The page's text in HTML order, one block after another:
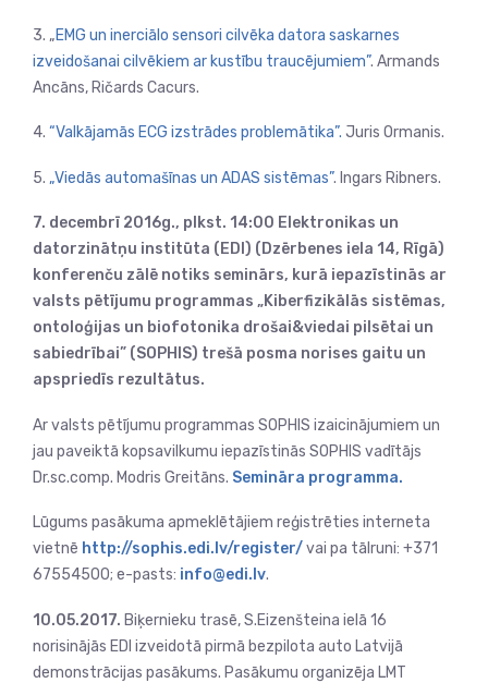
3. „EMG un inerciālo sensori cilvēka datora saskarnes
izveidošanai cilvēkiem ar kustību traucējumiem”. Armands
Ancāns, Ričards Cacurs.
4. “Valkājamās ECG izstrādes problemātika”. Juris Ormanis.
5. „Viedās automašīnas un ADAS sistēmas”. Ingars Ribners.
7. decembrī 2016g., plkst. 14:00 Elektronikas un
datorzinātņu institūta (EDI) (Dzērbenes iela 14, Rīgā)
konferenču zālē notiks seminārs, kurā iepazīstinās ar
valsts pētījumu programmas „Kiberfizikālās sistēmas,
ontoloģijas un biofotonika drošai&viedai pilsētai un
sabiedrībai” (SOPHIS) trešā posma norises gaitu un
apspriedīs rezultātus.
Ar valsts pētījumu programmas SOPHIS izaicinājumiem un
jau paveiktā kopsavilkumu iepazīstinās SOPHIS vadītājs
Dr.sc.comp. Modris Greitāns. Semināra programma.
Lūgums pasākuma apmeklētājiem reģistrēties interneta
vietnē http://sophis.edi.lv/register/vai pa tālruni: +371
67554500; e-pasts: info@edi.lv.
10.05.2017. Biķernieku trasē, S.Eizenšteina ielā 16
norisinājās EDI izveidotā pirmā bezpilota auto Latvijā
demonstrācijas pasākums. Pasākumu organizēja LMT